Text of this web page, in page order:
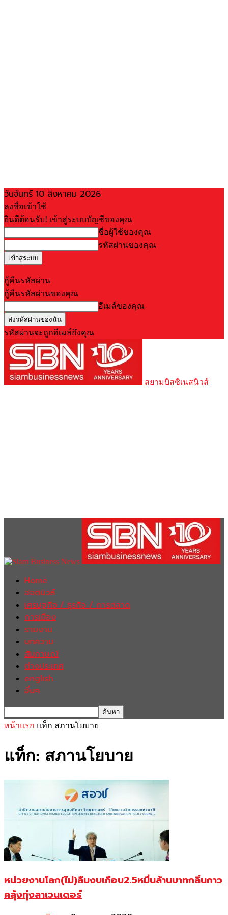
วันจันทร์ 10 สิงหาคม 2026
ลงชื่อเข้าใช้
ยินดีต้อนรับ! เข้าสู่ระบบบัญชีของคุณ
ชื่อผู้ใช้ของคุณ
รหัสผ่านของคุณ
กู้คืนรหัสผ่าน
กู้คืนรหัสผ่านของคุณ
อีเมล์ของคุณ
รหัสผ่านจะถูกอีเมล์ถึงคุณ
สยามบิสซิเนสนิวส์
Home
ฮอตนิวส์
เศรษฐกิจ / ธุรกิจ / การตลาด
การเมือง
รายงาน
บทความ
สัมภาษณ์
ต่างประเทศ
english
อื่นๆ
หน้าแรก แท็ก สภานโยบาย
แท็ก: สภานโยบาย
หน่วยงานโลก(ไม่)ลืมงบเกือบ2.5หมื่นล้านบาทกลิ่นกาว
คลุ้งทุ่งลาเวนเดอร์